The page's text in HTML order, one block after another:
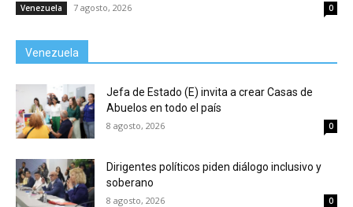
Venezuela 7 agosto, 2026 0
Venezuela
Jefa de Estado (E) invita a crear Casas de
Abuelos en todo el país
8 agosto, 2026 0
Dirigentes políticos piden diálogo inclusivo y
soberano
8 agosto, 2026 0